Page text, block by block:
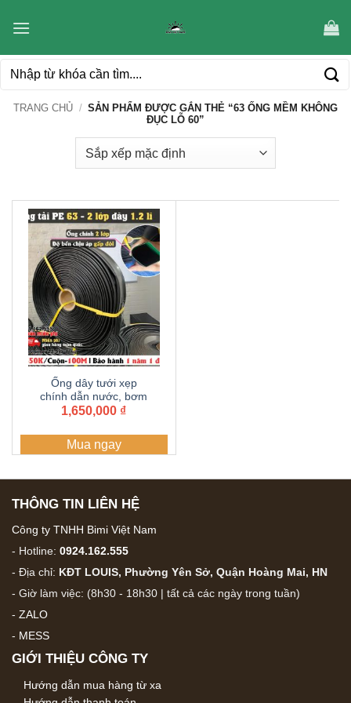
qua
dung
Tìm
TRANG CHỦ / SẢN PHẨM ĐƯỢC GẮN THẺ “63 ỐNG MỀM KHÔNG
ĐỤC LỖ 60”
Ống dây tưới xẹp
chính dẫn nước, bơm
nước 60 – 63 Dây dẫn
dày 1.2 li PE mềm dẫn
nước, ống tải nước
1,650,000 ₫
Mua ngay
THÔNG TIN LIÊN HỆ
Công ty TNHH Bimi Việt Nam
- Hotline: 0924.162.555
- Địa chỉ: KĐT LOUIS, Phường Yên Sở, Quận Hoàng Mai, HN
- Giờ làm việc: (8h30 - 18h30 | tất cả các ngày trong tuần)
- ZALO
- MESS
GIỚI THIỆU CÔNG TY
Hướng dẫn mua hàng từ xa